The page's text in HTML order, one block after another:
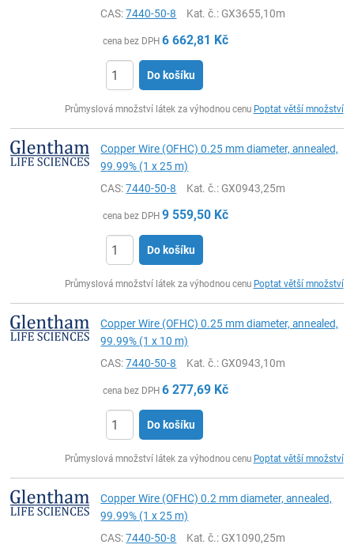
CAS:7440-50-8 Kat. č.: GX3655,10m
cena bez DPH 6 662,81 Kč
Do košíku
Průmyslová množství látek za výhodnou cenu Poptat větší množství
Copper Wire (OFHC) 0.25 mm diameter, annealed,
99.99% (1 x 25 m)
CAS:7440-50-8 Kat. č.: GX0943,25m
cena bez DPH 9 559,50 Kč
Do košíku
Průmyslová množství látek za výhodnou cenu Poptat větší množství
Copper Wire (OFHC) 0.25 mm diameter, annealed,
99.99% (1 x 10 m)
CAS:7440-50-8 Kat. č.: GX0943,10m
cena bez DPH 6 277,69 Kč
Do košíku
Průmyslová množství látek za výhodnou cenu Poptat větší množství
Copper Wire (OFHC) 0.2 mm diameter, annealed,
99.99% (1 x 25 m)
CAS:7440-50-8 Kat. č.: GX1090,25m